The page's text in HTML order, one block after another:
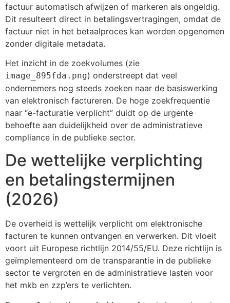
factuur automatisch afwijzen of markeren als ongeldig.
Dit resulteert direct in betalingsvertragingen, omdat de
factuur niet in het betaalproces kan worden opgenomen
zonder digitale metadata.
Het inzicht in de zoekvolumes (zie
image_895fda.png) onderstreept dat veel
ondernemers nog steeds zoeken naar de basiswerking
van elektronisch factureren. De hoge zoekfrequentie
naar “e-facturatie verplicht” duidt op de urgente
behoefte aan duidelijkheid over de administratieve
compliance in de publieke sector.
De wettelijke verplichting
en betalingstermijnen
(2026)
De overheid is wettelijk verplicht om elektronische
facturen te kunnen ontvangen en verwerken. Dit vloeit
voort uit Europese richtlijn 2014/55/EU. Deze richtlijn is
geïmplementeerd om de transparantie in de publieke
sector te vergroten en de administratieve lasten voor
het mkb en zzp’ers te verlichten.